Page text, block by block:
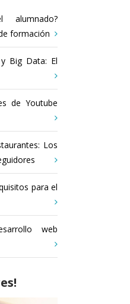
alumnado?
formación
Big Data: El
de Youtube
Los
para el
web